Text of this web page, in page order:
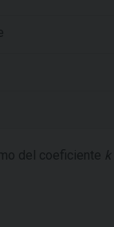
del coeficiente k